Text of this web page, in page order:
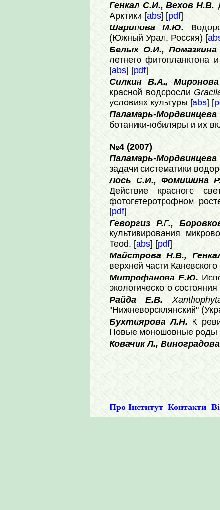
Генкал С.И., Вехов Н.В.
Арктики [abs] [pdf]
Шарипова М.Ю.
(Южный Урал, Россия) [
Белых О.И.,
летнего фитопланктона
[abs] [pdf]
Силкин В.А.,
красной водоросли
условиях культуры [abs] [
Паламарь-
ботаники-юбиляры и их
№4 (2007)
Паламарь-
задачи систематики
Лось С.И., Фомишина
Действие красного
фотогетеротрофном
[pdf]
Геворгиз Р.Г.,
культивирования
Teod. [abs] [pdf]
Майстрова Н.В.,
верхней части
Митрофанова Е.Ю.
экологического
Райда Е.В.
"Нижневорсклянский"
Бухтиярова Л.Н. К
Новые моношовные роды
Ковачик Л.,
Про Інститут Контакти